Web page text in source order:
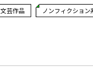
文芸作品 ノンフィクション